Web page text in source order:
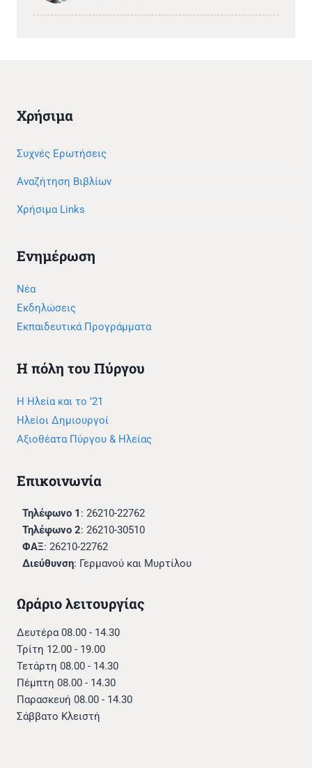
Χρήσιμα
Συχνές Ερωτήσεις
Αναζήτηση Βιβλίων
Χρήσιμα Links
Ενημέρωση
Νέα
Εκδηλώσεις
Εκπαιδευτικά Προγράμματα
Η πόλη του Πύργου
Η Ηλεία και το ’21
Ηλείοι Δημιουργοί
Αξιοθέατα Πύργου & Ηλείας
Επικοινωνία
Τηλέφωνο 1 : 26210-22762
Τηλέφωνο 2: 26210-30510
ΦΑΞ: 26210-22762
Διεύθυνση: Γερμανού και Μυρτίλου
Ωράριο λειτουργίας
Δευτέρα 08.00 - 14.30
Τρίτη 12.00 - 19.00
Τετάρτη 08.00 - 14.30
Πέμπτη 08.00 - 14.30
Παρασκευή 08.00 - 14.30
Σάββατο Κλειστή